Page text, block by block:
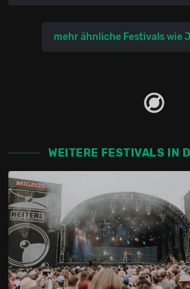
mehr ähnliche Festivals wie
WEITERE FESTIVALS IN